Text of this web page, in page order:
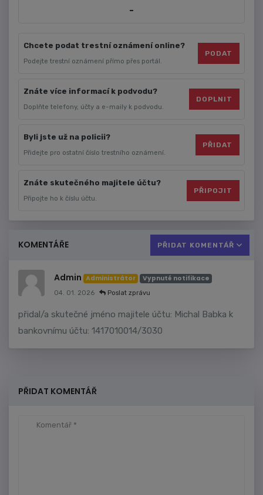
-
Chcete podat trestní oznámení online?
Podejte trestní oznámení přímo přes portál.
PODAT
Znáte více informací k podvodu?
Doplňte telefony, účty a e-maily k podvodu.
DOPLNIT
Byli jste už na policii?
Přidejte pro ostatní číslo trestního oznámení.
PŘIDAT
Znáte skutečného majitele účtu?
Připojte ho k číslu účtu.
PŘIPOJIT
KOMENTÁŘE PŘIDAT KOMENTÁŘ
Admin Administrátor Vypnuté notifikace
04. 01. 2026 Poslat zprávu
přidal/a skutečné jméno majitele účtu: Michal Babka k
bankovnímu účtu: 1417010014/3030
PŘIDAT KOMENTÁŘ